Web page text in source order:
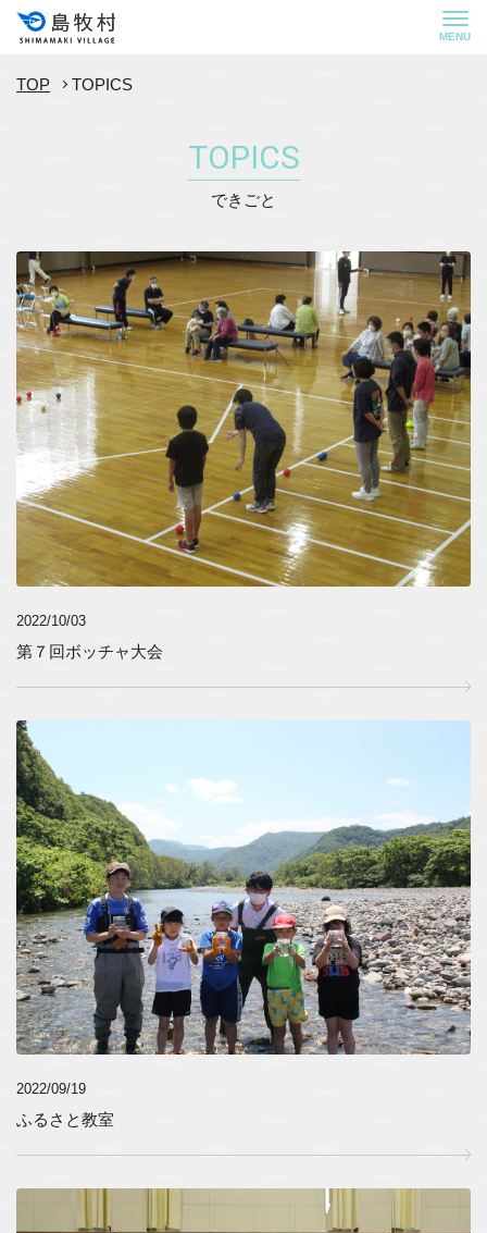
MENU
TOP TOPICS
TOPICS
できごと
2022/10/03
第７回ボッチャ大会
2022/09/19
ふるさと教室